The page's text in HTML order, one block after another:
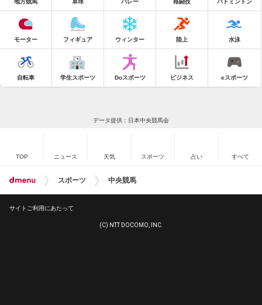
地方競馬 卓球 バレー 格闘技 バドミントン
モーター フィギュア ウィンター 陸上 水泳
自転車 学生スポーツ Doスポーツ ビジネス eスポーツ
データ提供：日本中央競馬会
TOP ニュース 天気 スポーツ 占い すべて
スポーツ 中央競馬
サイトご利用にあたって
(C) NTT DOCOMO, INC.